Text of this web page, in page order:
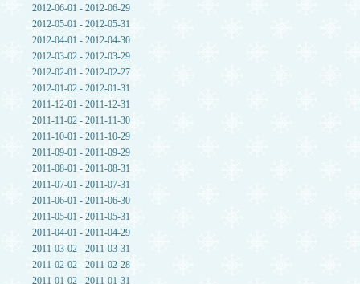
2012-06-01 - 2012-06-29
2012-05-01 - 2012-05-31
2012-04-01 - 2012-04-30
2012-03-02 - 2012-03-29
2012-02-01 - 2012-02-27
2012-01-02 - 2012-01-31
2011-12-01 - 2011-12-31
2011-11-02 - 2011-11-30
2011-10-01 - 2011-10-29
2011-09-01 - 2011-09-29
2011-08-01 - 2011-08-31
2011-07-01 - 2011-07-31
2011-06-01 - 2011-06-30
2011-05-01 - 2011-05-31
2011-04-01 - 2011-04-29
2011-03-02 - 2011-03-31
2011-02-02 - 2011-02-28
2011-01-02 - 2011-01-31